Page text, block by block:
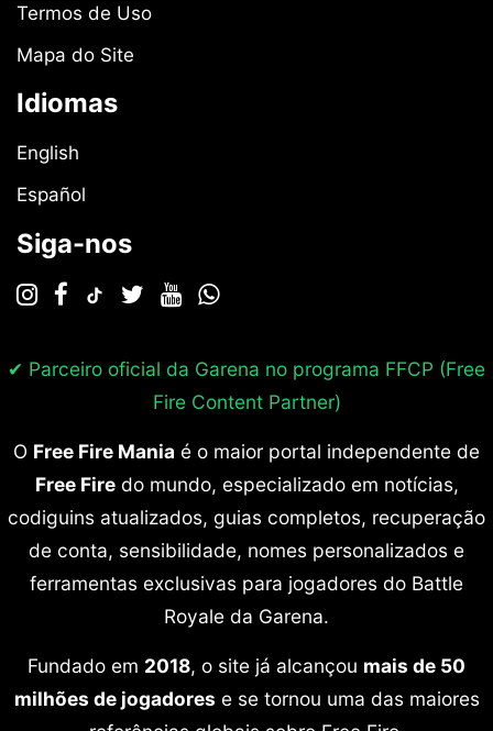
Termos de Uso
Mapa do Site
Idiomas
English
Español
Siga-nos
✔ Parceiro oficial da Garena no programa FFCP (Free
Fire Content Partner)
O Free Fire Mania é o maior portal independente de
Free Firedo mundo, especializado em notícias,
codiguins atualizados, guias completos, recuperação
de conta, sensibilidade, nomes personalizados e
ferramentas exclusivas para jogadores do Battle
Royale da Garena.
Fundado em 2018, o site já alcançou mais de 50
milhões de jogadores e se tornou uma das maiores